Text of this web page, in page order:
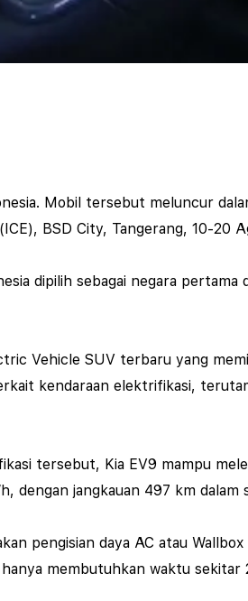
Mobil tersebut meluncur
BSD City, Tangerang, 10-20
dipilih sebagai negara
Vehicle SUV terbaru yang
kendaraan elektrifikasi,
tersebut, Kia EV9 mampu
dengan jangkauan 497 km dalam
pengisian daya AC atau
membutuhkan waktu sekitar